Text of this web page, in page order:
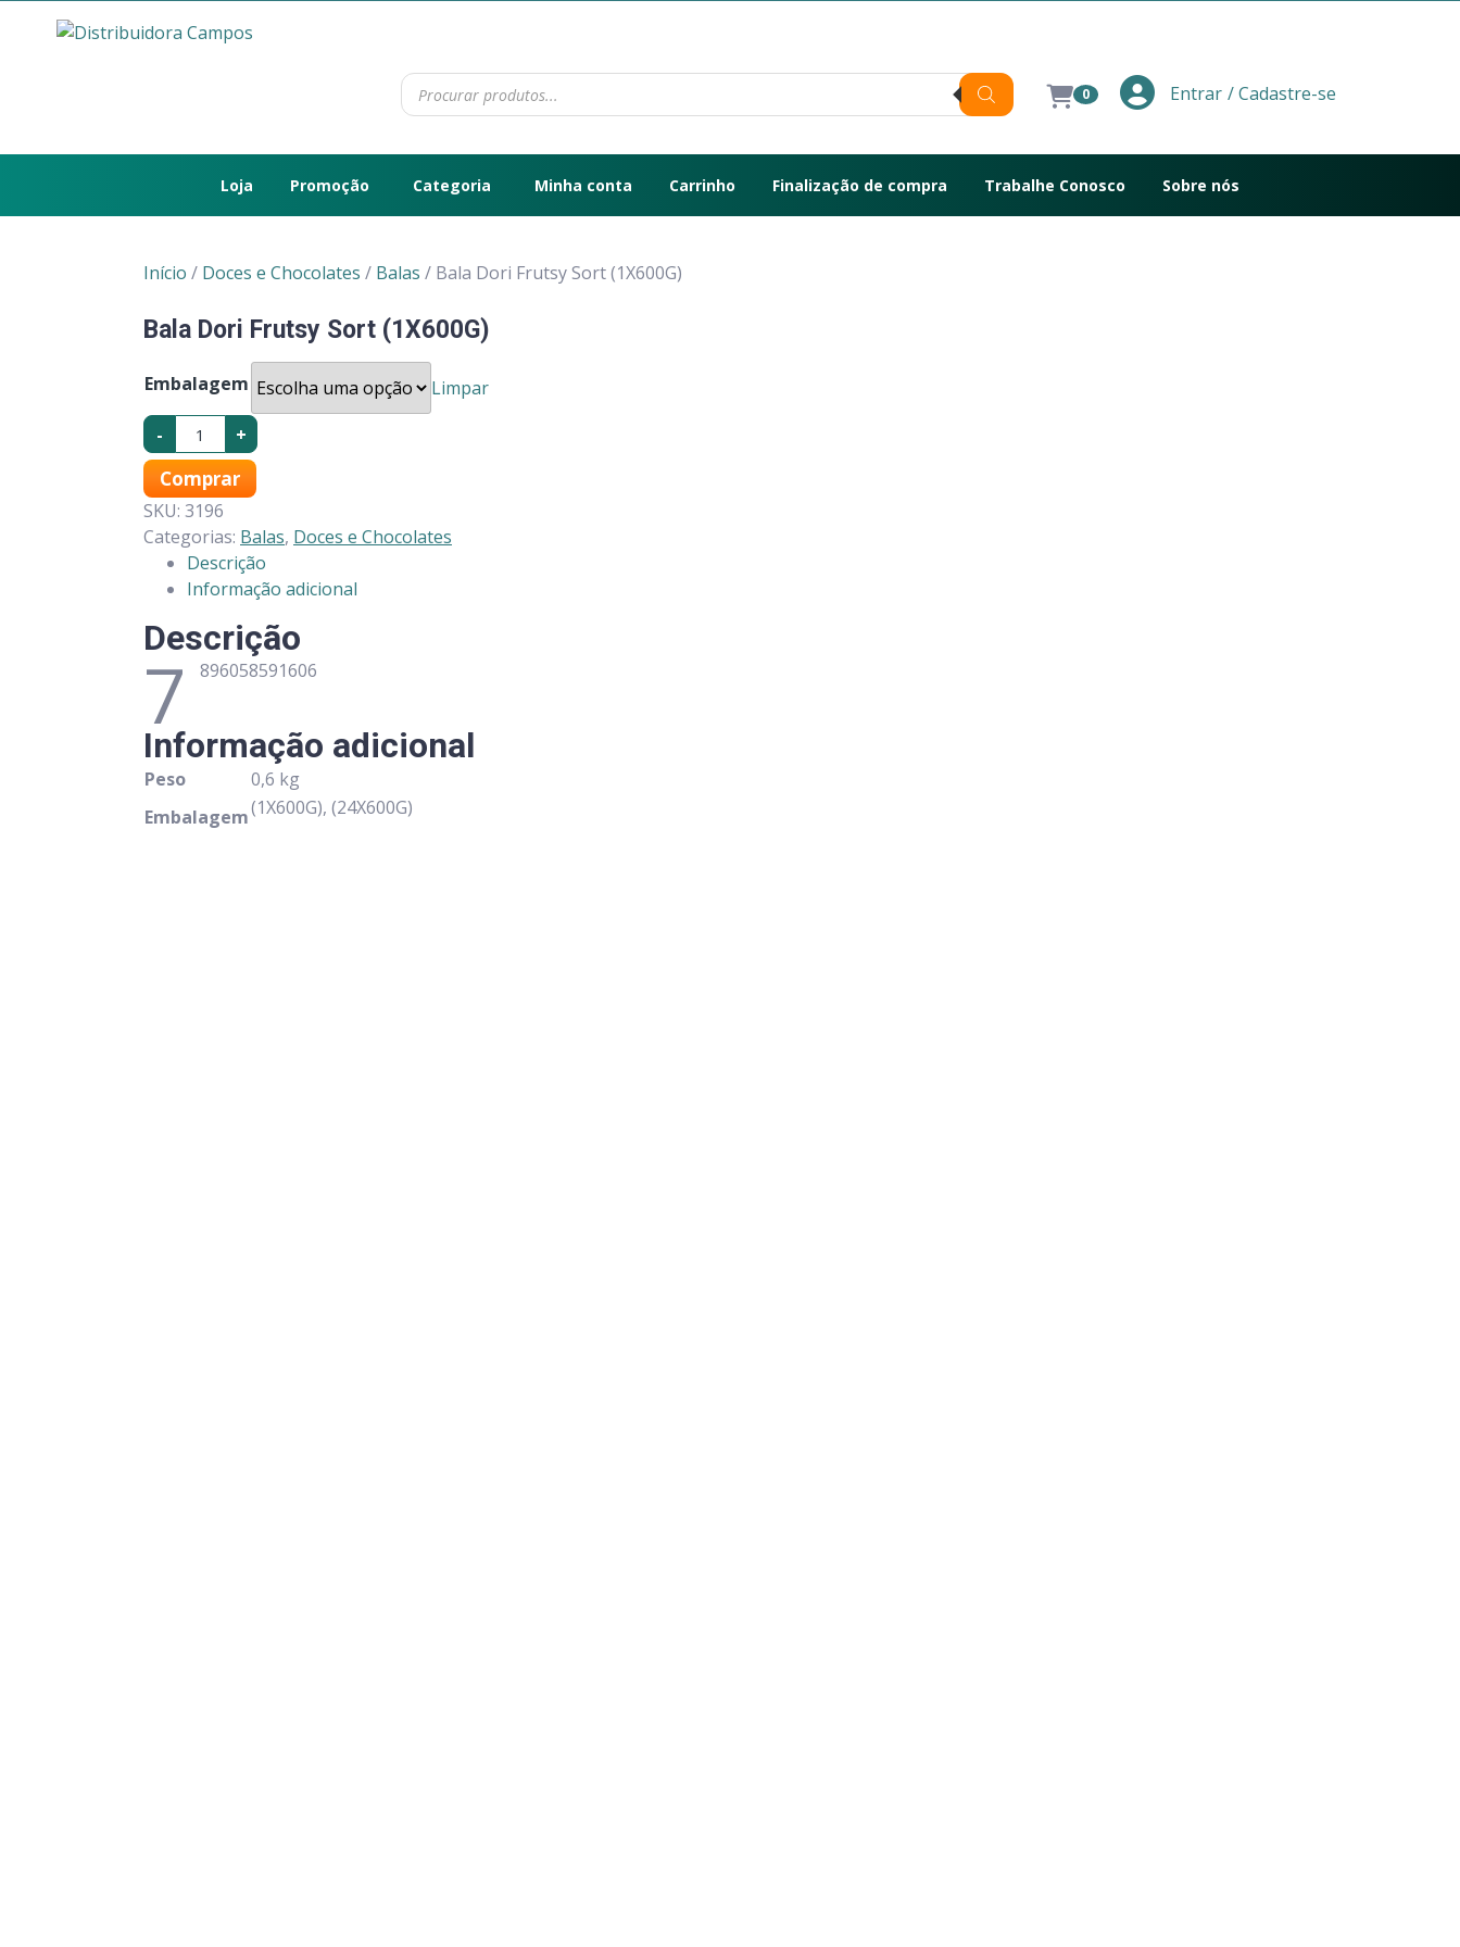
0 Entrar / Cadastre-se
Loja Promoção Categoria Minha conta Carrinho Finalização de compra Trabalhe Conosco Sobre nós
Início / Doces e Chocolates / Balas / Bala Dori Frutsy Sort (1X600G)
Bala Dori Frutsy Sort (1X600G)
Embalagem
Limpar
-
+
Comprar
SKU: 3196
Categorias: Balas, Doces e Chocolates
Descrição
Informação adicional
Descrição
7 896058591606
Informação adicional
Peso
0,6 kg
Embalagem(1X600G), (24X600G)